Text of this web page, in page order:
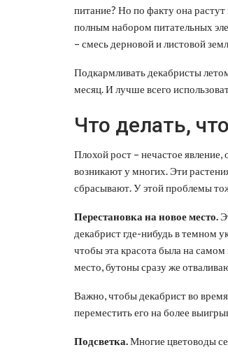
питание? Но по факту она
полным набором питательных
– смесь дерновой и листовой
Подкармливать декабристы
месяц. И лучше всего
Что делать,
Плохой рост – нечастое
возникают у многих. Эти
сбрасывают. У этой проблемы
Перестановка на новое место.
декабрист где-нибудь в темном
чтобы эта красота была на
место, бутоны сразу же
Важно, чтобы декабрист во время
переместить его на более
Подсветка.Многие цветоводы